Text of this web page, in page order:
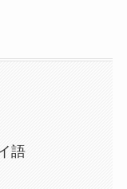
語